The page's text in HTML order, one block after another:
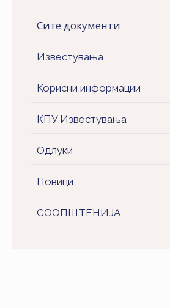
Сите документи
Известувања
Корисни информации
КПУ Известувања
Одлуки
Повици
СООПШТЕНИJA